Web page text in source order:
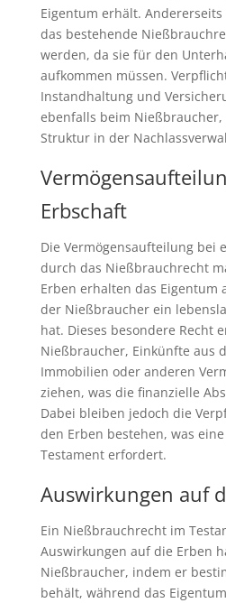
Eigentum erhält.
das bestehende
werden, da sie für den
aufkommen müssen.
Instandhaltung und
ebenfalls beim
Struktur in der
Erbschaft
Die Vermögensaufteilung bei
durch das Nießbrauchrecht
Erben erhalten das Eigentum
der Nießbraucher ein
hat. Dieses besondere Recht
Nießbraucher, Einkünfte aus
Immobilien oder anderen
ziehen, was die finanzielle
Dabei bleiben jedoch die
den Erben bestehen, was
Testament erfordert.
Auswirkungen auf
Ein Nießbrauchrecht im
Auswirkungen auf die Erben
Nießbraucher, indem er
behält, während das